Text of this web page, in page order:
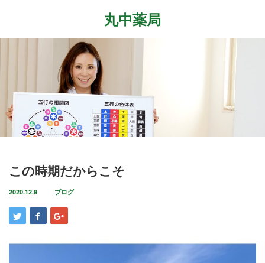
丸中薬局
この時期だからこそ
2020.12.9 ブログ
症状改善事例
取扱商品
ブログ
店舗案内
お問い合わせ
最近の記事
2026.7.27
研究が進む中、抗がん剤や新しい治療法…